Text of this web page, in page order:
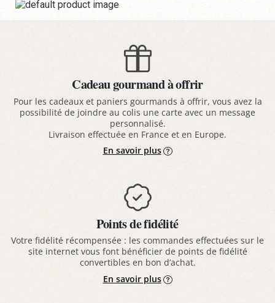
Cadeau gourmand à offrir
Pour les cadeaux et paniers gourmands à offrir, vous avez la
possibilité de joindre au colis une carte avec un message
personnalisé.
Livraison effectuée en France et en Europe.
En savoir plus
Points de fidélité
Votre fidélité récompensée : les commandes effectuées sur le
site internet vous font bénéficier de points de fidélité
convertibles en bon d’achat.
En savoir plus